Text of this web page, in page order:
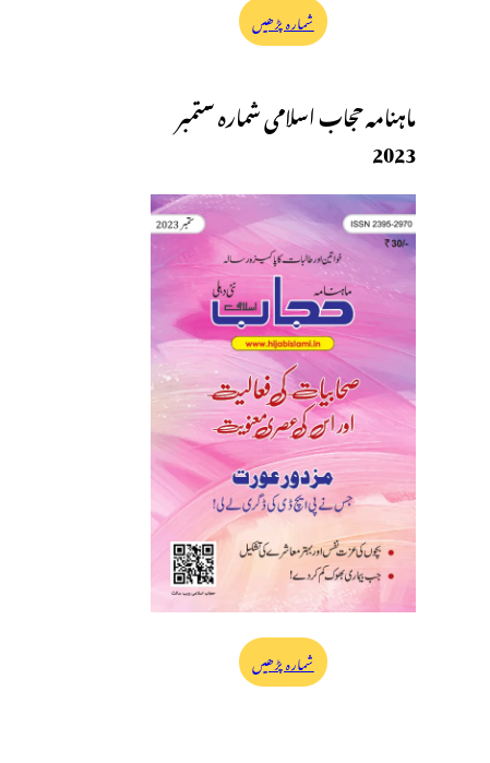
شمارہ پڑھیں
ماہنامہ حجاب اسلامی شمارہ ستمبر
2023
شمارہ پڑھیں